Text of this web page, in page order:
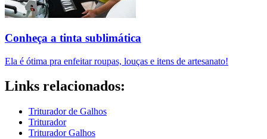
Conheça a tinta sublimática
Ela é ótima pra enfeitar roupas, louças e itens de artesanato!
Links relacionados:
Triturador de Galhos
Triturador
Triturador Galhos